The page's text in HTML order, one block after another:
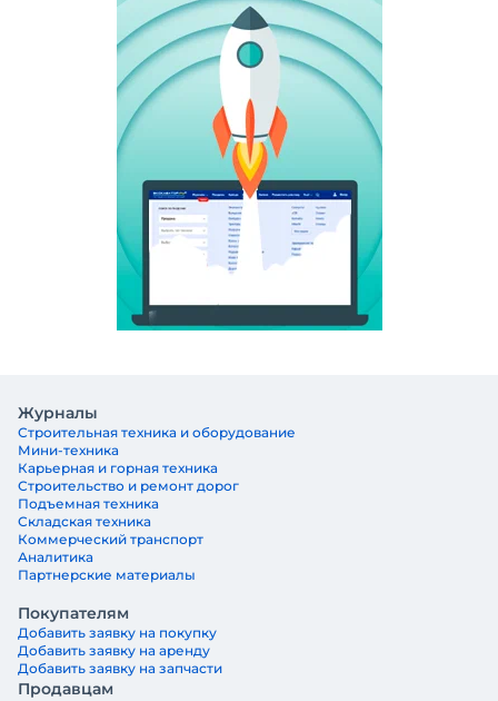
Журналы
Строительная техника и оборудование
Мини-техника
Карьерная и горная техника
Строительство и ремонт дорог
Подъемная техника
Складская техника
Коммерческий транспорт
Аналитика
Партнерские материалы
Покупателям
Добавить заявку на покупку
Добавить заявку на аренду
Добавить заявку на запчасти
Продавцам